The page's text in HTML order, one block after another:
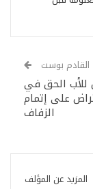
القادم بوست
الحق في
على إتمام
الزفاف
المزيد عن المؤلف